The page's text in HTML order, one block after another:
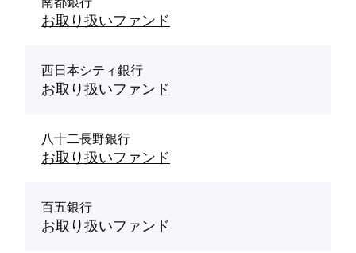
お取り扱いファンド
西日本シティ銀行
お取り扱いファンド
八十二長野銀行
お取り扱いファンド
百五銀行
お取り扱いファンド